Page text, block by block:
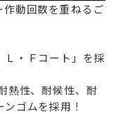
動回数を重ねるご
・Ｆコート」を採
熱性、耐候性、耐
ゴムを採用！